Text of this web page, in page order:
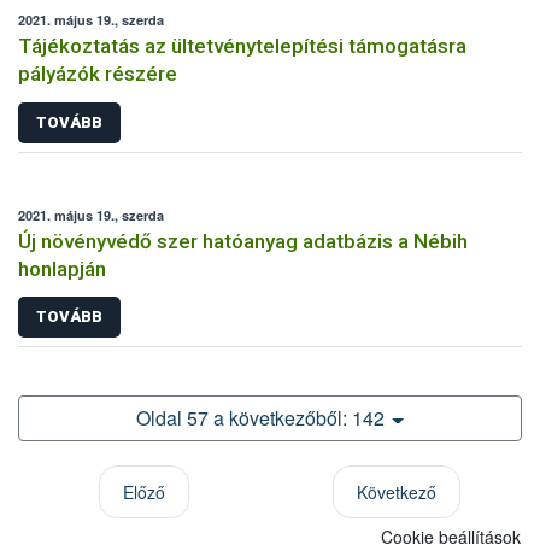
2021. május 19., szerda
Tájékoztatás az ültetvénytelepítési támogatásra
pályázók részére
TOVÁBB
2021. május 19., szerda
Új növényvédő szer hatóanyag adatbázis a Nébih
honlapján
TOVÁBB
Oldal 57 a következőből: 142
Előző
Következő
Cookie beállítások